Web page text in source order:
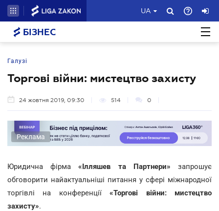
UA
БІЗНЕС
Галузі
Торгові війни: мистецтво захисту
24 жовтня 2019, 09:30 514 0
Реклама
Юридична фірма «Ілляшев та Партнери» запрошує
обговорити найактуальніші питання у сфері міжнародної
торгівлі на конференції«Торгові війни: мистецтво
захисту».